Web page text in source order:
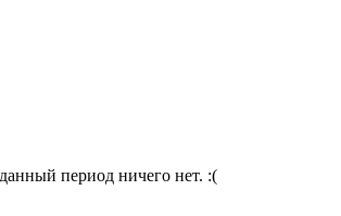
период ничего нет. :(